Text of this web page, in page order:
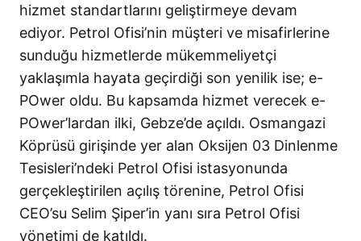
hizmet standartlarını geliştirmeye devam
ediyor. Petrol Ofisi’nin müşteri ve misafirlerine
sunduğu hizmetlerde mükemmeliyetçi
yaklaşımla hayata geçirdiği son yenilik ise; e-
POwer oldu. Bu kapsamda hizmet verecek e-
POwer’lardan ilki, Gebze’de açıldı. Osmangazi
Köprüsü girişinde yer alan Oksijen 03 Dinlenme
Tesisleri’ndeki Petrol Ofisi istasyonunda
gerçekleştirilen açılış törenine, Petrol Ofisi
CEO’su Selim Şiper’in yanı sıra Petrol Ofisi
yönetimi de katıldı.